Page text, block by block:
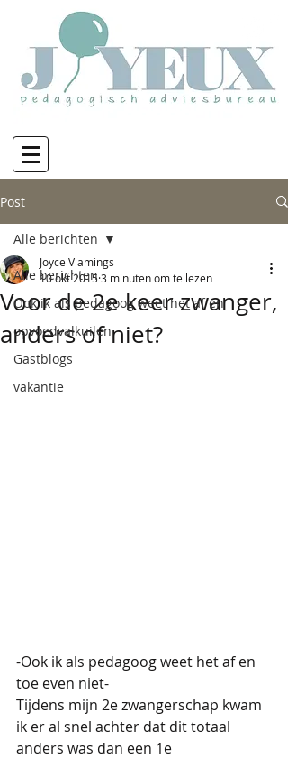
Post
Alle berichten
Ook ik als pedagoog weet het af en
opvoedvalkuilen
Gastblogs
vakantie
Alle berichten
Voor de 2e keer zwanger,
anders of niet?
Joyce Vlamings
10 okt 20153 minuten om te lezen
-Ook ik als pedagoog weet het af en
toe even niet-
Tijdens mijn 2e zwangerschap kwam
ik er al snel achter dat dit totaal
anders was dan een 1e